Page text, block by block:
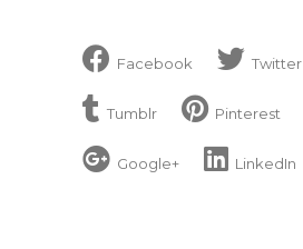
Facebook Twitter
Tumblr Pinterest
Google+ LinkedIn